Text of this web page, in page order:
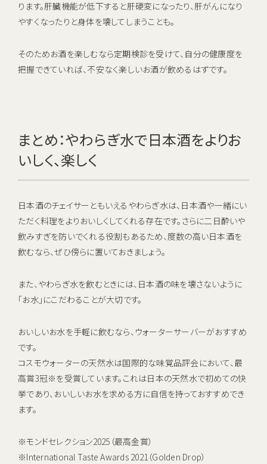
ります。肝臓機能が低下すると肝硬変になったり、肝がんになり
やすくなったりと身体を壊してしまうことも。
そのためお酒を楽しむなら定期検診を受けて、自分の健康度を
把握できていれば、不安なく楽しいお酒が飲めるはずです。
まとめ：やわらぎ水で日本酒をよりお
いしく、楽しく
日本酒のチェイサーともいえるやわらぎ水は、日本酒や一緒にい
ただく料理をよりおいしくしてくれる存在です。さらに二日酔いや
飲みすぎを防いでくれる役割もあるため、度数の高い日本酒を
飲むなら、ぜひ傍らに置いておきましょう。
また、やわらぎ水を飲むときには、日本酒の味を壊さないように
「お水」にこだわることが大切です。
おいしいお水を手軽に飲むなら、ウォーターサーバーがおすすめ
です。
コスモウォーターの天然水は国際的な味覚品評会において、最
高賞3冠※を受賞しています。これは日本の天然水で初めての快
挙であり、おいしいお水を求める方に自信を持っておすすめでき
ます。
※モンドセレクション2025（最高金賞）
※International Taste Awards 2021（Golden Drop）